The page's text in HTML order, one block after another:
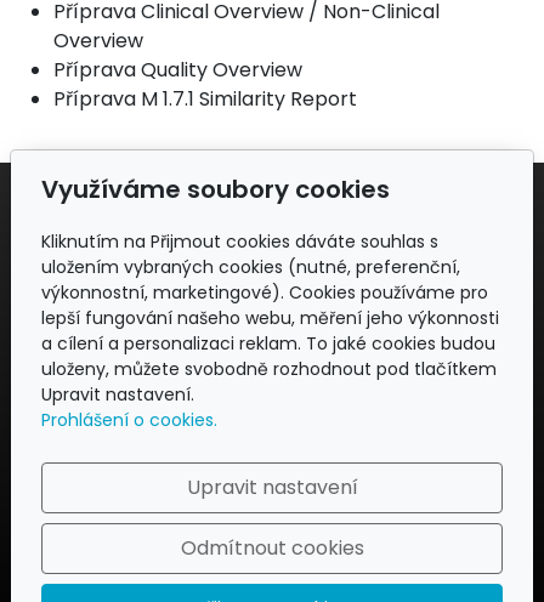
Příprava Clinical Overview / Non-Clinical
Overview
Příprava Quality Overview
Příprava M 1.7.1 Similarity Report
Adresa
REGFEM CONSULTING
Business Park – Průmyslová 7,
102 00 Praha 10 - Hostivař
Česká republika
Kontakt
info@regfem.com
Využíváme soubory cookies
Kliknutím na Přijmout cookies dáváte souhlas s
uložením vybraných cookies (nutné, preferenční,
výkonnostní, marketingové). Cookies používáme pro
lepší fungování našeho webu, měření jeho výkonnosti
a cílení a personalizaci reklam. To jaké cookies budou
uloženy, můžete svobodně rozhodnout pod tlačítkem
Upravit nastavení.
Prohlášení o cookies.
Upravit nastavení
Odmítnout cookies